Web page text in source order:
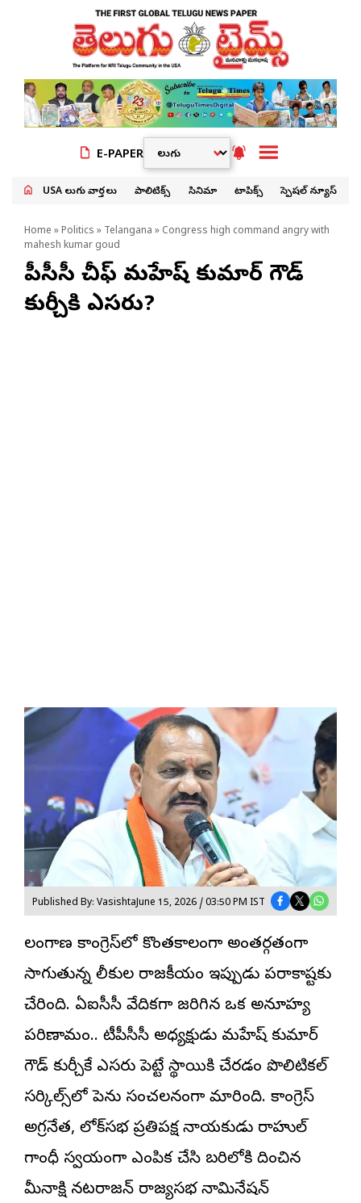
E-PAPER
USA తెలుగు వార్తలు పాలిటిక్స్ సినిమా టాపిక్స్ స్పెషల్ న్యూస్
Home » Politics » Telangana » Congress high command angry with
mahesh kumar goud
టీపీసీసీ చీఫ్ మహేష్ కుమార్ గౌడ్
కుర్చీకి ఎసరు?
Published By: VasishtaJune 15, 2026 / 03:50 PM IST
తెలంగాణ కాంగ్రెస్‌లో కొంతకాలంగా అంతర్గతంగా
సాగుతున్న లీకుల రాజకీయం ఇప్పుడు పరాకాష్టకు
చేరింది. ఏఐసీసీ వేదికగా జరిగిన ఒక అనూహ్య
పరిణామం.. టీపీసీసీ అధ్యక్షుడు మహేష్ కుమార్
గౌడ్ కుర్చీకే ఎసరు పెట్టే స్థాయికి చేరడం పొలిటికల్
సర్కిల్స్‌లో పెను సంచలనంగా మారింది. కాంగ్రెస్
అగ్రనేత, లోక్‌సభ ప్రతిపక్ష నాయకుడు రాహుల్
గాంధీ స్వయంగా ఎంపిక చేసి బరిలోకి దించిన
మీనాక్షి నటరాజన్ రాజ్యసభ నామినేషన్